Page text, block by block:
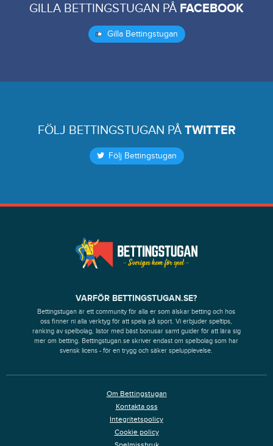
GILLA BETTINGSTUGAN PÅ FACEBOOK
Gilla Bettingstugan
FÖLJ BETTINGSTUGAN PÅ TWITTER
Följ Bettingstugan
VARFÖR BETTINGSTUGAN.SE?
Bettingstugan är ett community för alla er som älskar betting och hos
oss finner ni alla verktyg för att spela på sport. Vi erbjuder speltips,
ranking av spelbolag, listor med bäst bonusar samt guider för att lära sig
mer om betting. Bettingstugan.se skriver endast om spelbolag som har
svensk licens - för en trygg och säker spelupplevelse.
Om Bettingstugan
Kontakta oss
Integritetspolicy
Cookie policy